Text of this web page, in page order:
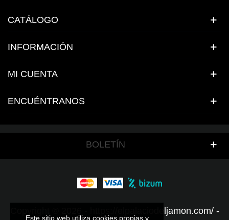
Este sitio web utiliza cookies propias y
CATÁLOGO
INFORMACIÓN
MI CUENTA
ENCUÉNTRANOS
Este sitio web utiliza cookies propias y
BOLETÍN
Copyright © 2026 - https://elpalaciodeljamon.com/ -